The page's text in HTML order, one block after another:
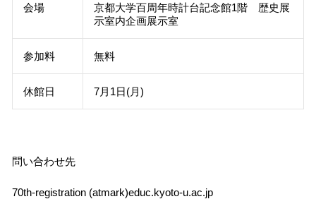
会場
京都大学百周年時計台記念館1階 歴史展
示室内企画展示室
参加料 無料
休館日 7月1日(月)
問い合わせ先
70th-registration (atmark)educ.kyoto-u.ac.jp